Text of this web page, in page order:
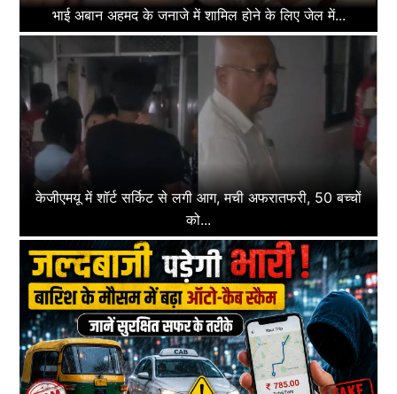
भाई अबान अहमद के जनाजे में शामिल होने के लिए जेल में...
केजीएमयू में शॉर्ट सर्किट से लगी आग, मची अफरातफरी, 50 बच्चों
को...